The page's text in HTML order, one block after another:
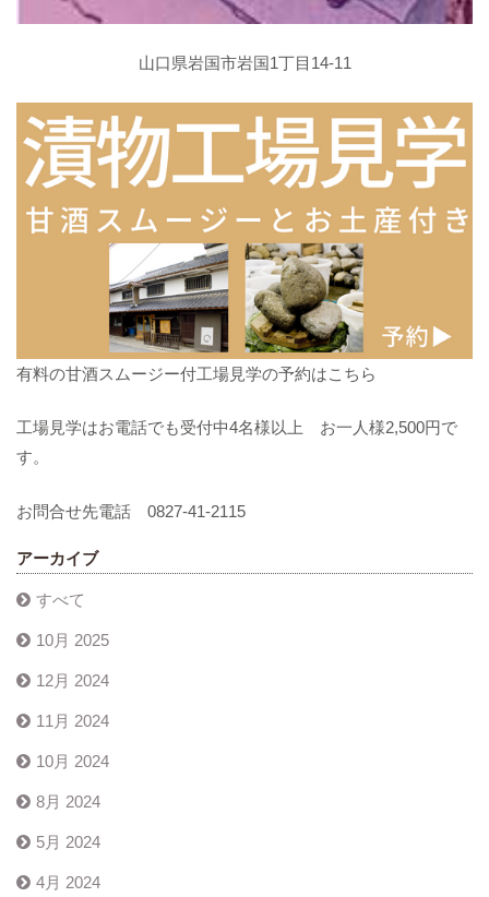
山口県岩国市岩国1丁目14-11
有料の甘酒スムージー付工場見学の予約はこちら
工場見学はお電話でも受付中4名様以上 お一人様2,500円で
す。
お問合せ先電話 0827-41-2115
アーカイブ
すべて
10月 2025
12月 2024
11月 2024
10月 2024
8月 2024
5月 2024
4月 2024